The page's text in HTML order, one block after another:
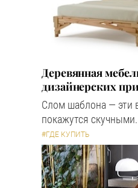
Деревянная
дизайнерских
Слом шаблона — эти
покажутся скучными.
#ГДЕ КУПИТЬ